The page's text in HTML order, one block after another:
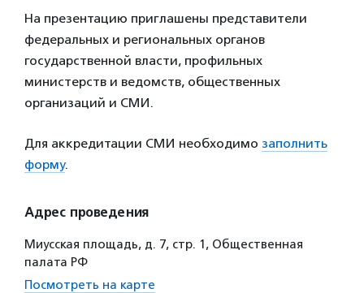
На презентацию приглашены представители
федеральных и региональных органов
государственной власти, профильных
министерств и ведомств, общественных
организаций и СМИ.
Для аккредитации СМИ необходимо заполнить
форму.
Адрес проведения
Миусская площадь, д. 7, стр. 1, Общественная
палата РФ
Посмотреть на карте